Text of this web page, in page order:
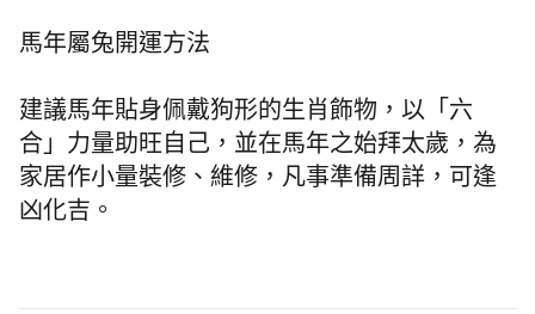
馬年屬兔開運方法
建議馬年貼身佩戴狗形的生肖飾物，以「六
合」力量助旺自己，並在馬年之始拜太歲，為
家居作小量裝修、維修，凡事準備周詳，可逢
凶化吉。